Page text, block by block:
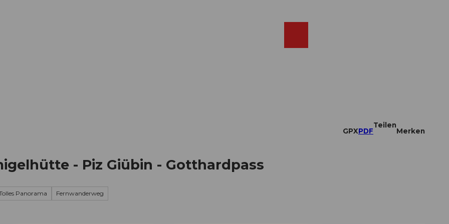
GPXPDF
Teilen
Merken
- Piz Giübin - Gotthardpass
Panorama Fernwanderweg